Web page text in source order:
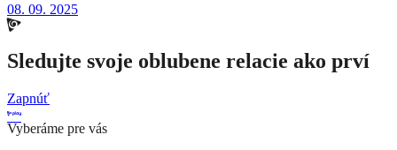
08. 09. 2025
Sledujte svoje oblubene relacie ako prví
Zapnúť
Vyberáme pre vás